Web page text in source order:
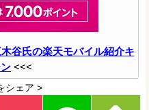
谷氏の楽天モバイル紹介キ
<<<
シェア >